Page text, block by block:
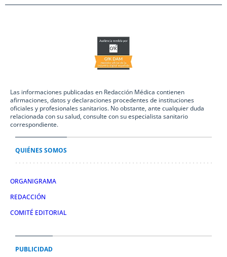
Las informaciones publicadas en Redacción Médica contienen
afirmaciones, datos y declaraciones procedentes de instituciones
oficiales y profesionales sanitarios. No obstante, ante cualquier duda
relacionada con su salud, consulte con su especialista sanitario
correspondiente.
QUIÉNES SOMOS
ORGANIGRAMA
REDACCIÓN
COMITÉ EDITORIAL
PUBLICIDAD